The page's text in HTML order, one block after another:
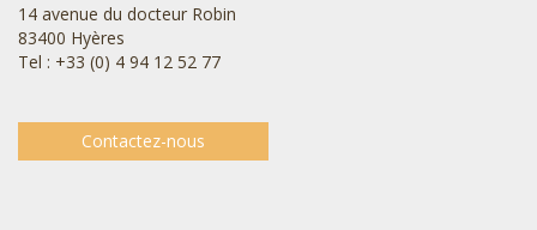
14 avenue du docteur Robin
83400 Hyères
Tel : +33 (0) 4 94 12 52 77
Contactez-nous